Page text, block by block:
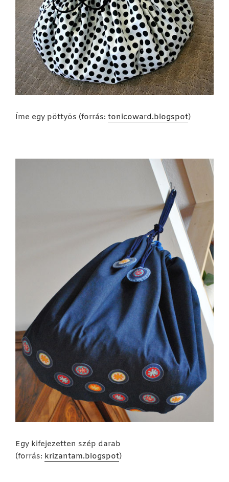
Íme egy pöttyös (forrás: tonicoward.blogspot)
Egy kifejezetten szép darab
(forrás: krizantam.blogspot)